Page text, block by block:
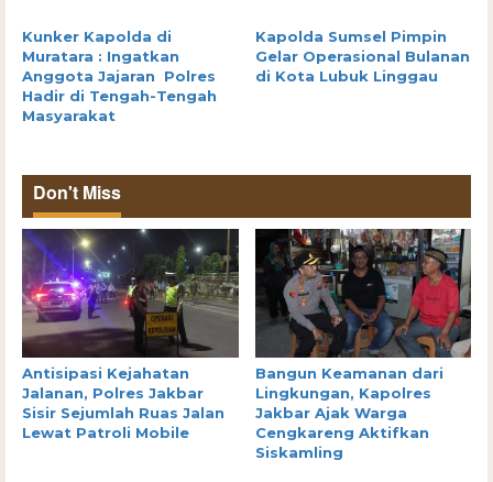
Kunker Kapolda di
Muratara : Ingatkan
Anggota Jajaran Polres
Hadir di Tengah-Tengah
Masyarakat
Kapolda Sumsel Pimpin
Gelar Operasional Bulanan
di Kota Lubuk Linggau
Don't Miss
Antisipasi Kejahatan
Jalanan, Polres Jakbar
Sisir Sejumlah Ruas Jalan
Lewat Patroli Mobile
Bangun Keamanan dari
Lingkungan, Kapolres
Jakbar Ajak Warga
Cengkareng Aktifkan
Siskamling